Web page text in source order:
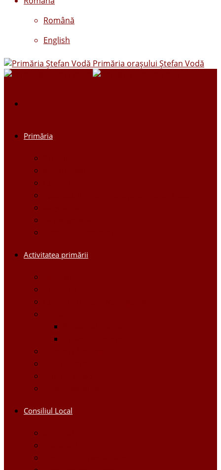
Română
English
Primăria oraşului Ştefan Vodă
Primăria
Activitatea primării
Consiliul Local